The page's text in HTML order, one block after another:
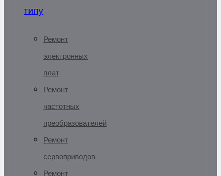
типу
Ремонт
электронных
плат
Ремонт
частотных
преобразователей
Ремонт
сервоприводов
Ремонт